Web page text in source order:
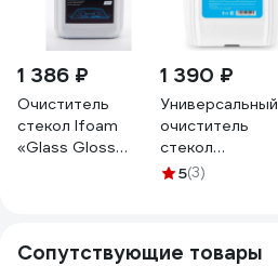
1 386 ₽
Очиститель
стекол Ifoam
«Glass Gloss
1 390 ₽
Универсальный
очиститель
стекол
GlassCleaner
5(3)
Сопутствующие товары